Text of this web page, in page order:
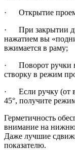
· Открытие
· При закрытии
нажатием вы
вжимается в раму;
· Поворот ручки
створку в режим
· Если ручку (от
45°, получите
Герметичность
внимание на
Даже лучшие
показателю.